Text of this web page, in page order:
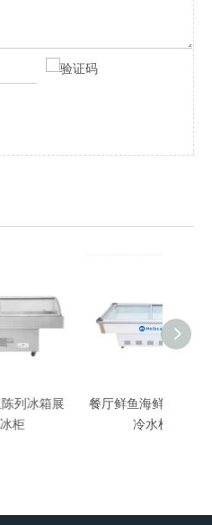
餐厅鲜鱼海鲜展示冰箱